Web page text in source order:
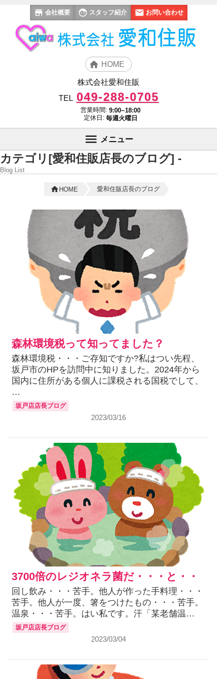
会社概要 スタッフ紹介 お問い合わせ
HOME
株式会社愛和住販
TEL 049-288-0705
営業時間: 9:00~18:00
定休日: 毎週火曜日
メニュー
カテゴリ[愛和住販店長のブログ] -
Blog List
HOME 愛和住販店長のブログ
森林環境税って知ってました？
森林環境税・・・ご存知ですか?私はつい先程、
坂戸市のHPを訪問中に知りました。2024年から
国内に住所がある個人に課税される国税でして、
…
坂戸店店長ブログ
2023/03/16
3700倍のレジオネラ菌だ・・・と・・
回し飲み・・・苦手。他人が作った手料理・・・
苦手。他人が一度、箸をつけたもの・・・苦手。
温泉・・・苦手。はい私です。汗「某老舗温…
坂戸店店長ブログ
2023/03/04